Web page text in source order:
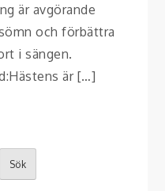
är avgörande
och förbättra
i sängen.
är […]
Sök